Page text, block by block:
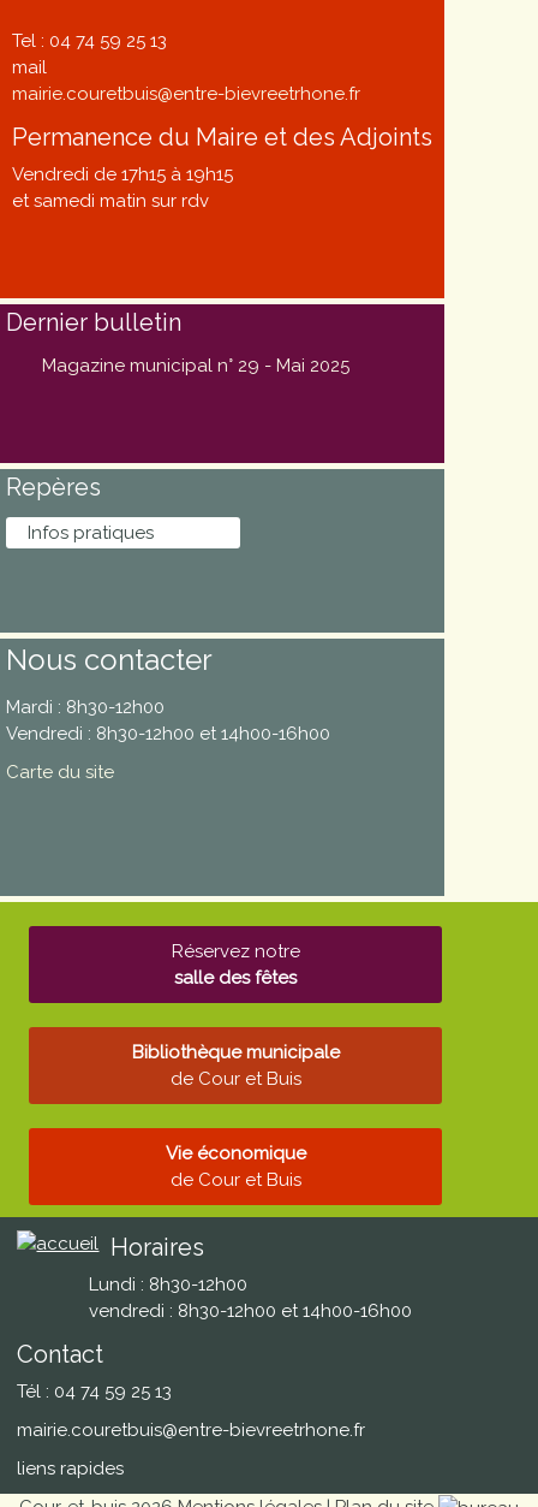
Tel : 04 74 59 25 13
mail
mairie.couretbuis@entre-bievreetrhone.fr
Permanence du Maire et des Adjoints
Vendredi de 17h15 à 19h15
et samedi matin sur rdv
Dernier bulletin
Magazine municipal n° 29 - Mai 2025
Repères
Infos pratiques
Nous contacter
Mardi : 8h30-12h00
Vendredi : 8h30-12h00 et 14h00-16h00
Carte du site
Réservez notre
salle des fêtes
Bibliothèque municipale
de Cour et Buis
Vie économique
de Cour et Buis
Horaires
Lundi : 8h30-12h00
vendredi : 8h30-12h00 et 14h00-16h00
Contact
Tél : 04 74 59 25 13
mairie.couretbuis@entre-bievreetrhone.fr
liens rapides